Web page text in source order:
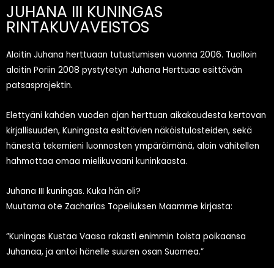
JUHANA III KUNINGAS
RINTAKUVAVEISTOS
Aloitin Juhana herttuaan tutustumisen vuonna 2006. Tuolloin
aloitin Poriin 2008 pystytetyn Juhana Herttuaa esittävän
patsasprojektin.
Elettyäni kahden vuoden ajan herttuan aikakaudesta kertovan
kirjallisuuden, Kuningasta esittävien näköistulosteiden, sekä
hänestä tekemieni luonnosten ympäröimänä, aloin vähitellen
hahmottaa omaa mielikuvaani kuninkaasta.
Juhana III kuningas. Kuka hän oli?
Muutama ote Zacharias Topeliuksen Maamme kirjasta:
”Kuningas Kustaa Vaasa rakasti enimmin toista poikaansa
Juhanaa, ja antoi hänelle suuren osan Suomea.”